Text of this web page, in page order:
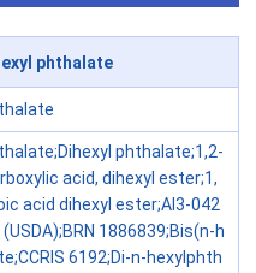
phthalate
phthalate;1,2-
acid, dihexyl ester;1,
acid dihexyl ester;AI3-042
1886839;Bis(n-h
6192;Di-n-hexylphth